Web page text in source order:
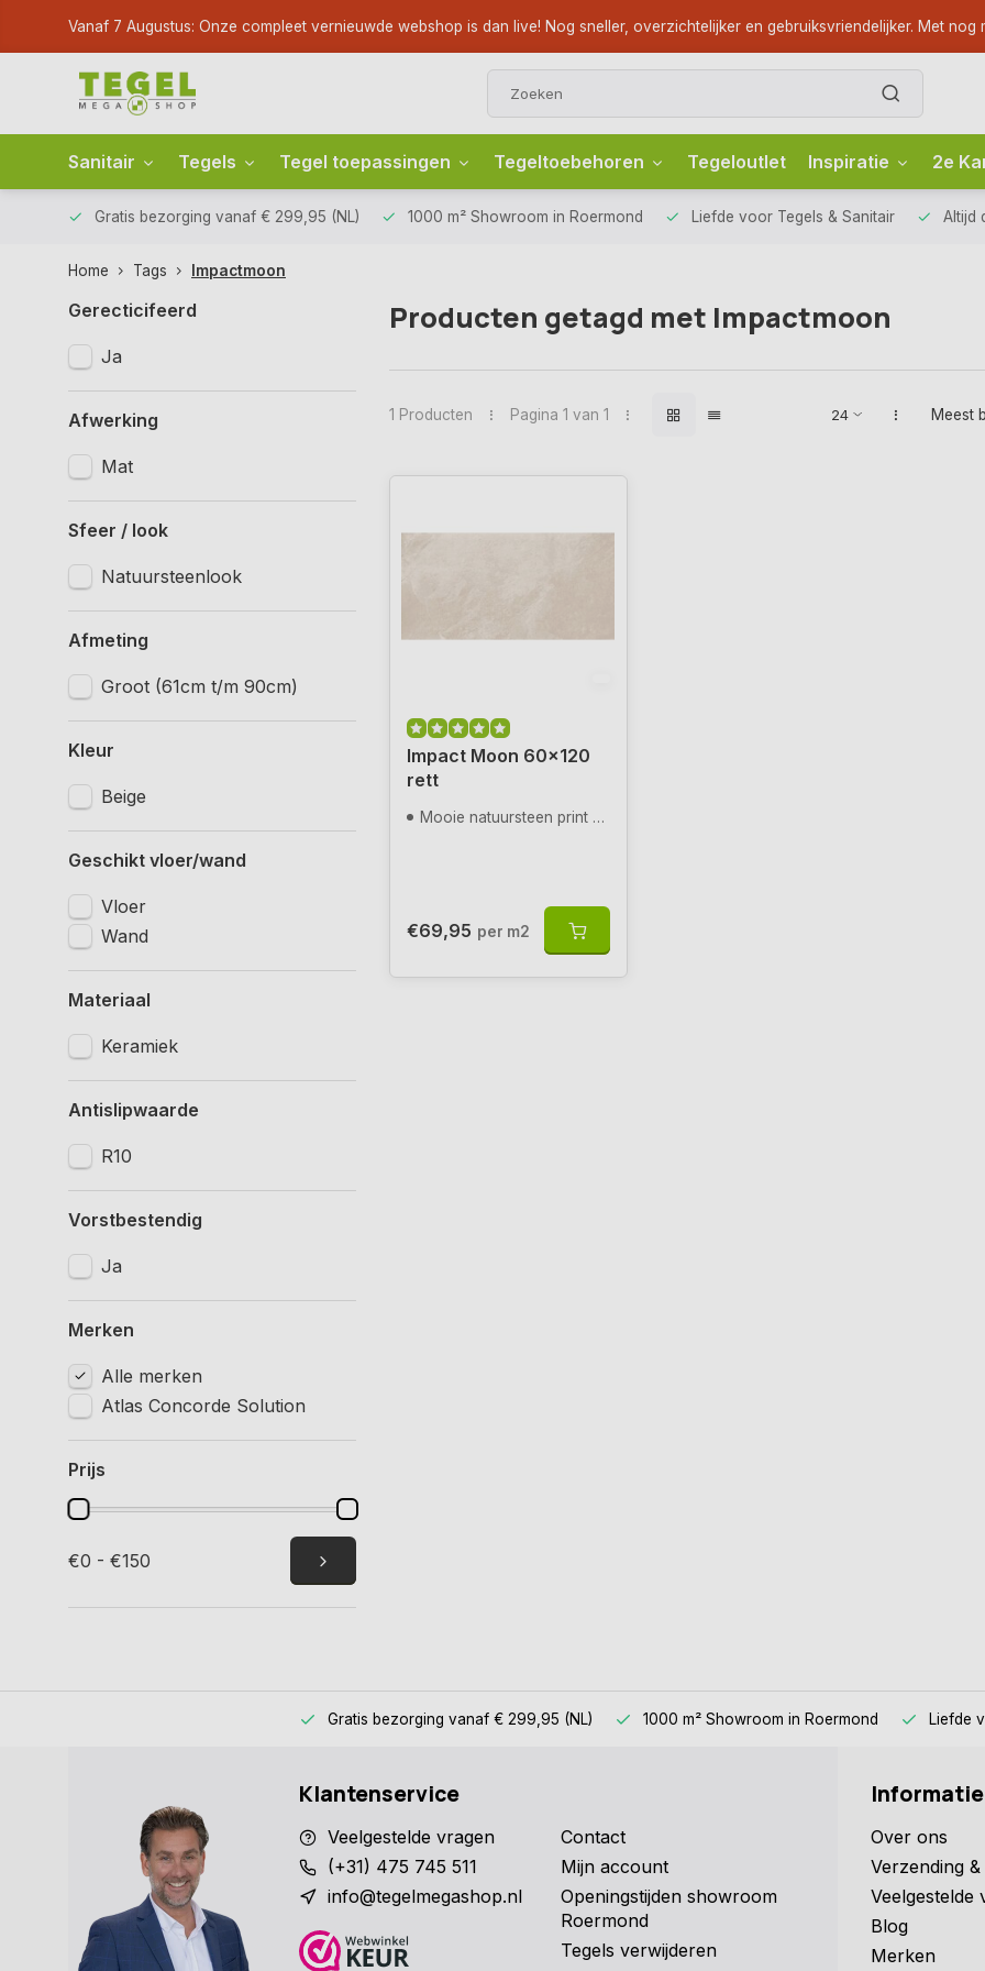
Vanaf 7 Augustus: Onze compleet vernieuwde webshop is dan live! Nog sneller, overzichtelijker en gebruiksvriendelijker. Met nog
Sanitair Tegels Tegel toepassingen Tegeltoebehoren Tegeloutlet Inspiratie 2e
Gratis bezorging vanaf € 299,95 (NL) 1000 m² Showroom in Roermond Liefde voor Tegels & Sanitair Altijd
Home Tags Impactmoon
Gerecticifeerd
Ja
Afwerking
Mat
Sfeer / look
Natuursteenlook
Afmeting
Groot (61cm t/m 90cm)
Kleur
Beige
Geschikt vloer/wand
Vloer
Wand
Materiaal
Keramiek
Antislipwaarde
R10
Vorstbestendig
Ja
Merken
Alle merken
Atlas Concorde Solution
Prijs
€0 - €150
Producten getagd met Impactmoon
1 Producten Pagina 1 van 1 Meest
Impact Moon 60x120
rett
Mooie natuursteen print en looks
€69,95 per m2
Gratis bezorging vanaf € 299,95 (NL) 1000 m² Showroom in Roermond Liefde
Klantenservice
Veelgestelde vragen
(+31) 475 745 511
info@tegelmegashop.nl
Contact
Mijn account
Openingstijden showroom
Roermond
Tegels verwijderen
Informatie
Over ons
Verzending
Veelgestelde
Blog
Merken